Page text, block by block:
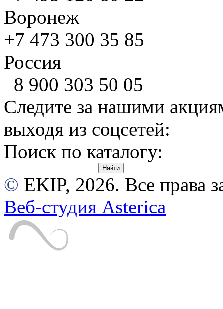
Воронеж
+7 473 300 35 85
Россия
8 900 303 50 05
Следите за нашими
выходя из соцсетей:
Поиск по каталогу:
© EKIP, 2026. Все права
Веб-студия Asterica